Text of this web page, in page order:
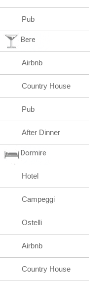
Pub
Bere
Airbnb
Country House
Pub
After Dinner
Dormire
Hotel
Campeggi
Ostelli
Airbnb
Country House